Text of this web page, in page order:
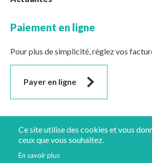
Ce site utilise des cookies et vous
ceux que vous souhaitez.
En savoir plus
Paiement en ligne
Pour plus de simplicité, réglez vos
Payer en ligne
Suivez-nous